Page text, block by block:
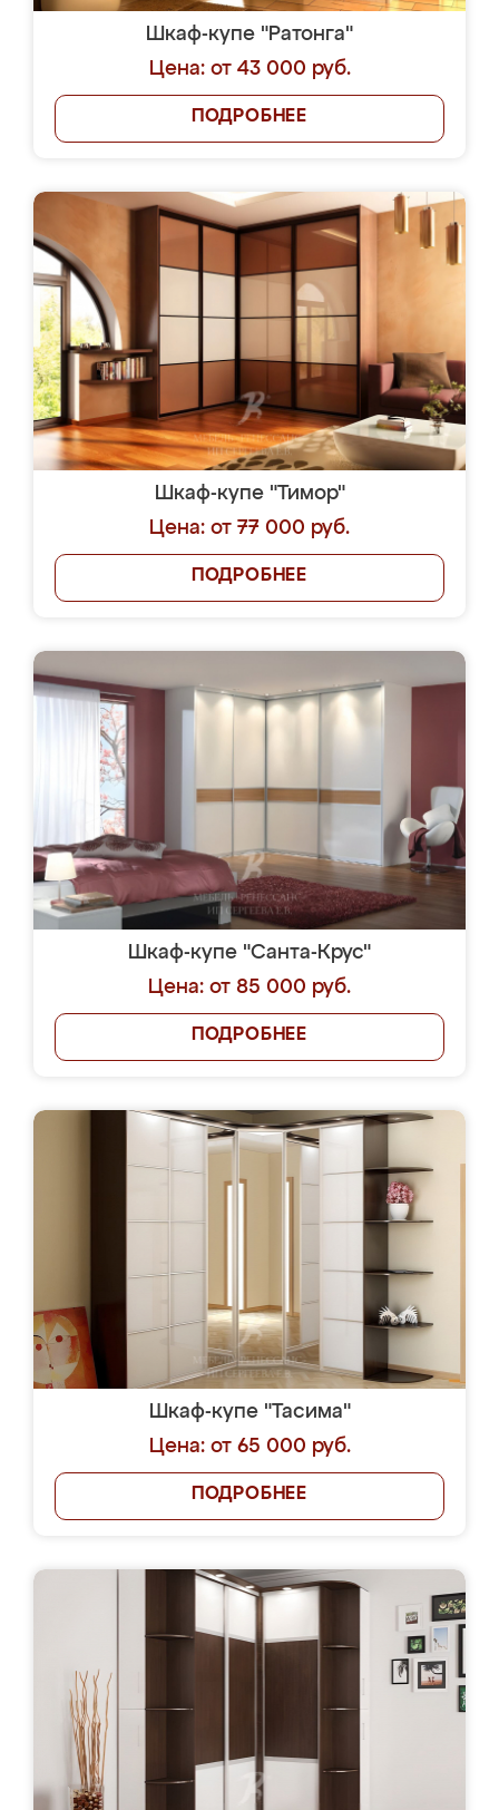
Шкаф-купе "Ратонга"
Цена: от 43 000 руб.
ПОДРОБНЕЕ
Шкаф-купе "Тимор"
Цена: от 77 000 руб.
ПОДРОБНЕЕ
Шкаф-купе "Санта-Крус"
Цена: от 85 000 руб.
ПОДРОБНЕЕ
Шкаф-купе "Тасима"
Цена: от 65 000 руб.
ПОДРОБНЕЕ